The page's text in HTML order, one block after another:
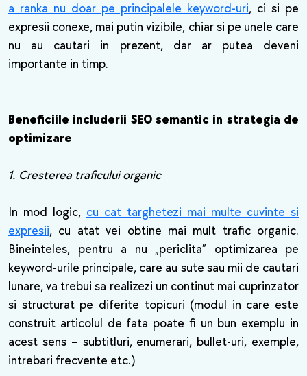
a ranka nu doar pe principalele keyword-uri, ci si pe
expresii conexe, mai putin vizibile, chiar si pe unele care
nu au cautari in prezent, dar ar putea deveni
importante in timp.
Beneficiile includerii SEO semantic in strategia de
optimizare
1. Cresterea traficului organic
In mod logic, cu cat targhetezi mai multe cuvinte si
expresii, cu atat vei obtine mai mult trafic organic.
Bineinteles, pentru a nu „periclita” optimizarea pe
keyword-urile principale, care au sute sau mii de cautari
lunare, va trebui sa realizezi un continut mai cuprinzator
si structurat pe diferite topicuri (modul in care este
construit articolul de fata poate fi un bun exemplu in
acest sens – subtitluri, enumerari, bullet-uri, exemple,
intrebari frecvente etc.)